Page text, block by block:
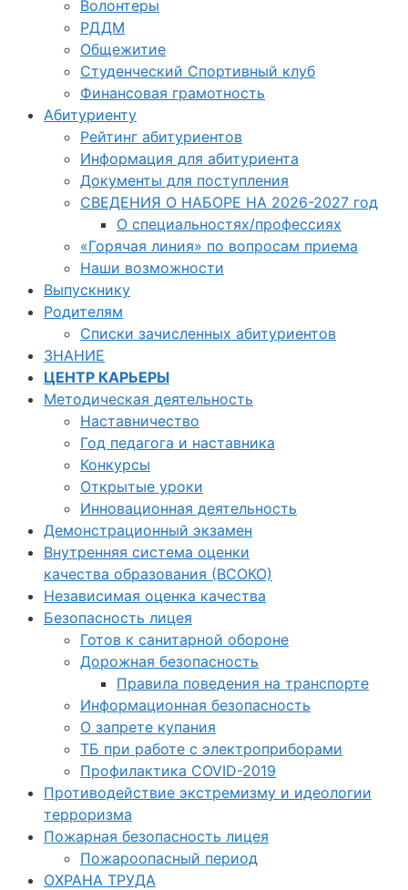
Волонтеры
РДДМ
Общежитие
Студенческий Спортивный клуб
Финансовая грамотность
Абитуриенту
Рейтинг абитуриентов
Информация для абитуриента
Документы для поступления
СВЕДЕНИЯ О НАБОРЕ НА 2026-2027 год
О специальностях/профессиях
«Горячая линия» по вопросам приема
Наши возможности
Выпускнику
Родителям
Списки зачисленных абитуриентов
ЗНАНИЕ
ЦЕНТР КАРЬЕРЫ
Методическая деятельность
Наставничество
Год педагога и наставника
Конкурсы
Открытые уроки
Инновационная деятельность
Демонстрационный экзамен
Внутренняя система оценки
качества образования (ВСОКО)
Независимая оценка качества
Безопасность лицея
Готов к санитарной обороне
Дорожная безопасность
Правила поведения на транспорте
Информационная безопасность
О запрете купания
ТБ при работе с электроприборами
Профилактика COVID-2019
Противодействие экстремизму и идеологии
терроризма
Пожарная безопасность лицея
Пожароопасный период
ОХРАНА ТРУДА